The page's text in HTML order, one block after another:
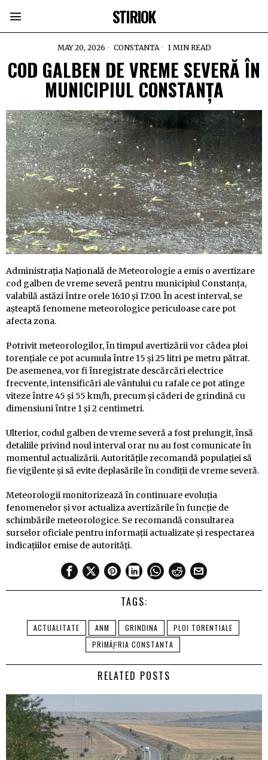
STIRIOK
MAY 20, 2026 CONSTANTA 1 MIN READ
COD GALBEN DE VREME SEVERĂ ÎN
MUNICIPIUL CONSTANȚA
Administrația Națională de Meteorologie a emis o avertizare
cod galben de vreme severă pentru municipiul Constanța,
valabilă astăzi între orele 16:10 și 17:00. În acest interval, se
așteaptă fenomene meteorologice periculoase care pot
afecta zona.
Potrivit meteorologilor, în timpul avertizării vor cădea ploi
torențiale ce pot acumula între 15 și 25 litri pe metru pătrat.
De asemenea, vor fi înregistrate descărcări electrice
frecvente, intensificări ale vântului cu rafale ce pot atinge
viteze între 45 și 55 km/h, precum și căderi de grindină cu
dimensiuni între 1 și 2 centimetri.
Ulterior, codul galben de vreme severă a fost prelungit, însă
detaliile privind noul interval orar nu au fost comunicate în
momentul actualizării. Autoritățile recomandă populației să
fie vigilente și să evite deplasările în condiții de vreme severă.
Meteorologii monitorizează în continuare evoluția
fenomenelor și vor actualiza avertizările în funcție de
schimbările meteorologice. Se recomandă consultarea
surselor oficiale pentru informații actualizate și respectarea
indicațiilor emise de autorități.
TAGS:
ACTUALITATE ANM GRINDINA
PLOI TORENTIALE
PRIMÄƑRIA CONSTANTA
RELATED POSTS